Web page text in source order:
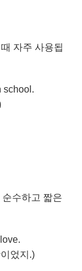
자주 사용됩
school.
수하고 짧은
었지.)